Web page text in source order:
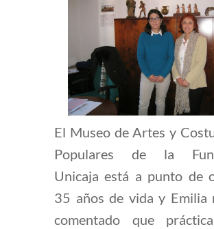
El Museo de Artes y
Populares de la
Unicaja está a punto de
35 años de vida y Emilia
comentado que